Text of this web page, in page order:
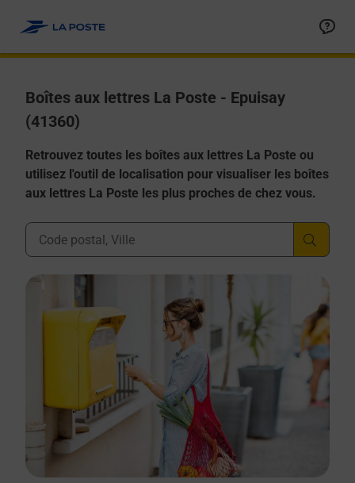
Boîtes aux lettres La Poste - Epuisay
(41360)
Retrouvez toutes les boîtes aux lettres La Poste ou
utilisez l'outil de localisation pour visualiser les boîtes
aux lettres La Poste les plus proches de chez vous.
Ville, Département, Code Postal